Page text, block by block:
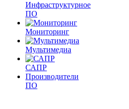
Инфраструктурное
ПО
Мониторинг
Мультимедиа
САПР
Производители
ПО